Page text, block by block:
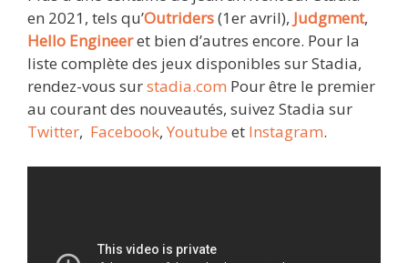
en 2021, tels qu’Outriders(1er avril), Judgment,
Hello Engineeret bien d’autres encore. Pour la
liste complète des jeux disponibles sur Stadia,
rendez-vous surstadia.com Pour être le premier
au courant des nouveautés, suivez Stadia sur
Twitter, Facebook, Youtube et Instagram.